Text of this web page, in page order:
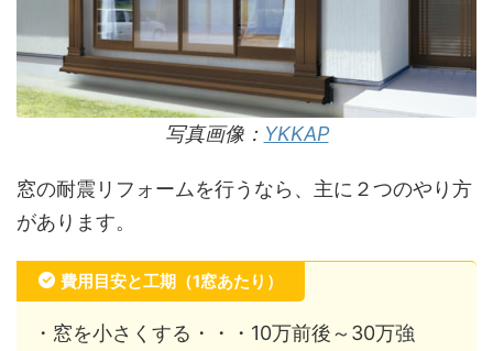
写真画像： YKKAP
窓の耐震リフォームを行うなら、主に２つのやり方
があります。
費用目安と工期（1窓あたり）
・窓を小さくする・・・10万前後～30万強